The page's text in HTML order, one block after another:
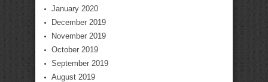
January 2020
December 2019
November 2019
October 2019
September 2019
August 2019